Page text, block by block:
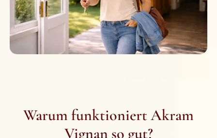
Warum funktioniert Akram
Vignan so gut?